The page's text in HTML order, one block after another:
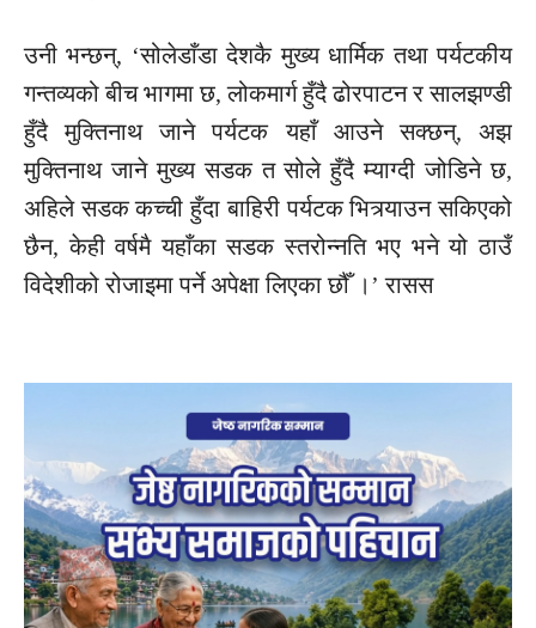
उनी भन्छन्, ‘सोलेडाँडा देशकै मुख्य धार्मिक तथा पर्यटकीय
गन्तव्यको बीच भागमा छ, लोकमार्ग हुँदै ढोरपाटन र सालझण्डी
हुँदै मुक्तिनाथ जाने पर्यटक यहाँ आउने सक्छन्, अझ
मुक्तिनाथ जाने मुख्य सडक त सोले हुँदै म्याग्दी जोडिने छ,
अहिले सडक कच्ची हुँदा बाहिरी पर्यटक भित्र्याउन सकिएको
छैन, केही वर्षमै यहाँका सडक स्तरोन्नति भए भने यो ठाउँ
विदेशीको रोजाइमा पर्ने अपेक्षा लिएका छौँ ।’ रासस